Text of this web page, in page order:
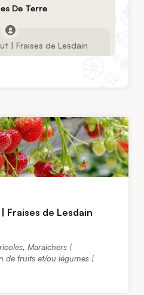
De Terre
| Fraises de Lesdain
Fraises de Lesdain
, Maraichers |
de fruits et/ou légumes |